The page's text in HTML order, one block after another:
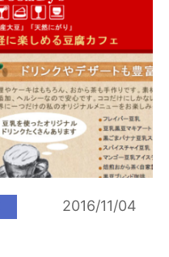
2016/11/04